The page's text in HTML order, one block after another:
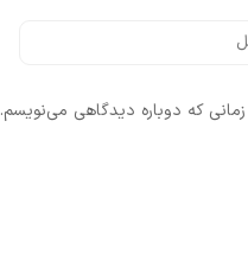
که دوباره دیدگاهی می‌نویسم.